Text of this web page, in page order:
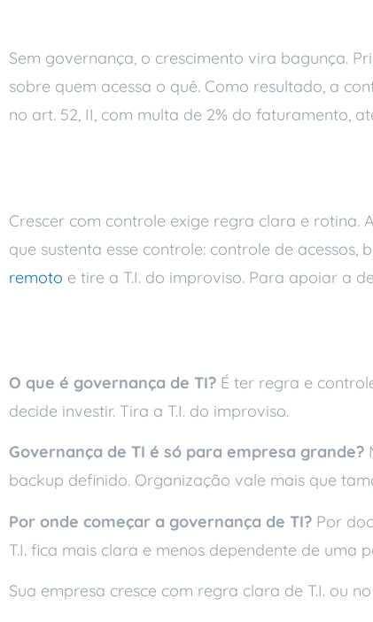
Sem governança, o crescimento vira bagunça.
sobre quem acessa o quê. Como resultado, a
no art. 52, II, com multa de 2% do faturamento,
Crescer com controle exige regra clara e rotina.
que sustenta esse controle: controle de
remoto e tire a T.I. do improviso. Para apoiar a
O que é governança de TI? É ter regra e
decide investir. Tira a T.I. do improviso.
Governança de TI é só para empresa grande?
backup definido. Organização vale mais que
Por onde começar a governança de TI? Por
T.I. fica mais clara e menos dependente de uma
Sua empresa cresce com regra clara de T.I. ou